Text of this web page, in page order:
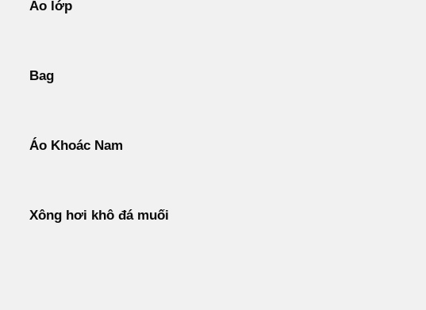
Áo lớp
Bag
Áo Khoác Nam
Xông hơi khô đá muối